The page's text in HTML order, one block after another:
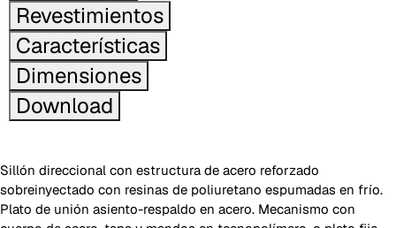
Revestimientos
Características
Dimensiones
Download
Sillón direccional con estructura de acero reforzado
sobreinyectado con resinas de poliuretano espumadas en frío.
Plato de unión asiento-respaldo en acero. Mecanismo con